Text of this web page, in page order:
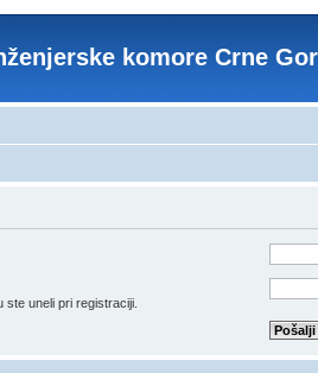
komore Crne
uneli pri registraciji.